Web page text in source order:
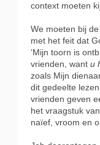
context moeten
We moeten bij
met het feit dat
‘Mijn toorn is
vrienden, want u
zoals Mijn
dit gedeelte
vrienden geven
het vraagstuk
naïef, vroom en